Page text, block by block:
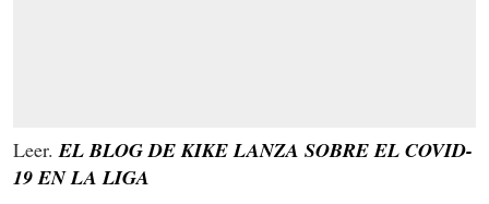
Leer.EL BLOG DE KIKE LANZA SOBRE EL COVID-
19 EN LA LIGA